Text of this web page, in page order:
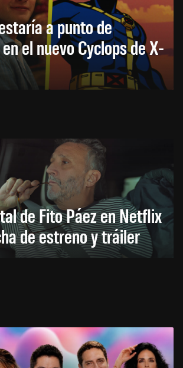
a punto de
el nuevo Cyclops de X-
de Fito Páez en Netflix
de estreno y tráiler